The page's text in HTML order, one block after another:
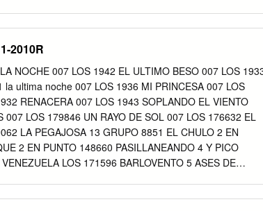
Director Editorial: Edgar Páez Coordinadora Editorial:
Editorial: Clara Rey de Guido Coordinadora de
Gómez Asistentes Editoriales: Shirley Fernández y
Elizabeth Coronado Asistente de Producción:
Nabaida Mata Coordinador de Correctores: Henry
Marijosé Pérez Lezama, Nora López, Andreína
de colección: Juan Fresán Actualización gráfica de
Leopoldo Palís, Juan Francisco Vázquez Impreso en
2010R
NOCHE 007 LOS 1942 EL ULTIMO BESO 007 LOS
ultima noche 007 LOS 1936 MI PRINCESA 007 LOS
RENACERA 007 LOS 1943 SOPLANDO EL VIENTO
007 LOS 179846 UN RAYO DE SOL 007 LOS 176632 EL
LA PEGAJOSA 13 GRUPO 8851 EL CHULO 2 EN
2 EN PUNTO 148660 PASILLANEANDO 4 Y PICO
LOS 171596 BARLOVENTO 5 ASES DE